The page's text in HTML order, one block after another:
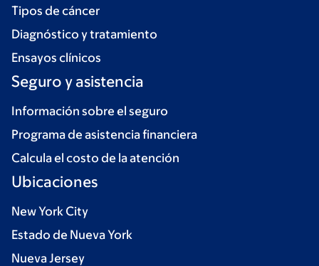
Tipos de cáncer
Diagnóstico y tratamiento
Ensayos clínicos
Seguro y asistencia
Información sobre el seguro
Programa de asistencia financiera
Calcula el costo de la atención
Ubicaciones
New York City
Estado de Nueva York
Nueva Jersey